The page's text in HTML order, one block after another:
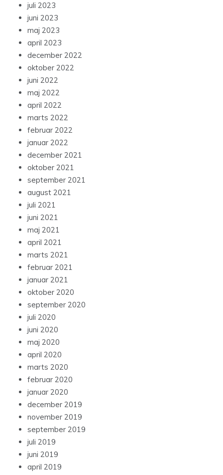
juli 2023
juni 2023
maj 2023
april 2023
december 2022
oktober 2022
juni 2022
maj 2022
april 2022
marts 2022
februar 2022
januar 2022
december 2021
oktober 2021
september 2021
august 2021
juli 2021
juni 2021
maj 2021
april 2021
marts 2021
februar 2021
januar 2021
oktober 2020
september 2020
juli 2020
juni 2020
maj 2020
april 2020
marts 2020
februar 2020
januar 2020
december 2019
november 2019
september 2019
juli 2019
juni 2019
april 2019